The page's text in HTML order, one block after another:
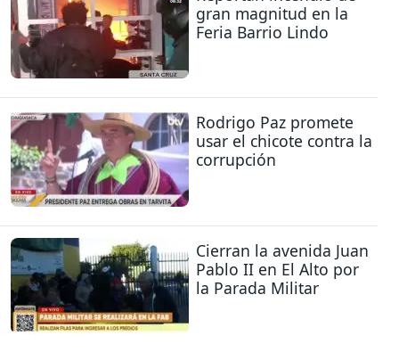
gran magnitud en la
Feria Barrio Lindo
Rodrigo Paz promete
usar el chicote contra la
corrupción
Cierran la avenida Juan
Pablo II en El Alto por
la Parada Militar